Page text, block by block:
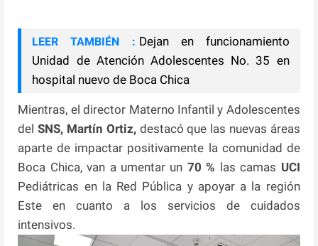
LEER TAMBIÉN : Dejan en funcionamiento
Unidad de Atención Adolescentes No. 35 en
hospital nuevo de Boca Chica
Mientras, el director Materno Infantil y Adolescentes
delSNS, Martín Ortiz,destacó que las nuevas áreas
aparte de impactar positivamente la comunidad de
Boca Chica, van a umentar un 70 % las camas UCI
Pediátricas en la Red Pública y apoyar a la región
Este en cuanto a los servicios de cuidados
intensivos.